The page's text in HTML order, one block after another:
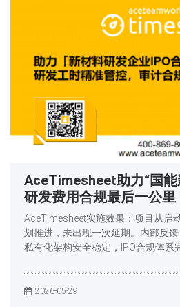
AceTimesheet助力“国
研发费用合规最后一公里
AceTimesheet实施效果：项目从启
划推进，未出现一次延期。内部反馈
私有化架构安全稳定，IPO合规体系
2026-05-29